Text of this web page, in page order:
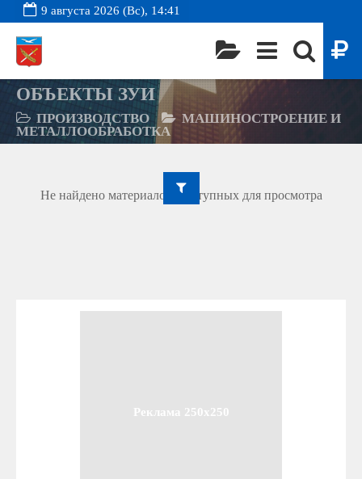
9 августа 2026 (Вс), 14:41
ОБЪЕКТЫ ЗУИ
ПРОИЗВОДСТВО
МАШИНОСТРОЕНИЕ И
МЕТАЛЛООБРАБОТКА
Не найдено материалов, доступных для просмотра
Реклама 250x250